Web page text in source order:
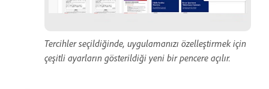
Tercihler seçildiğinde, uygulamanızı özelleştirmek için
çeşitli ayarların gösterildiği yeni bir pencere açılır.